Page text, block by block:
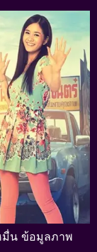
มื่น ข้อมูลภาพ